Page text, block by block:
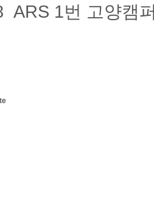
ARS 1번 고양캠